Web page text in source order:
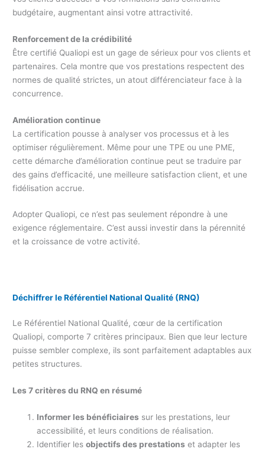
budgétaire, augmentant ainsi votre attractivité.
Renforcement de la crédibilité
Être certifié Qualiopi est un gage de sérieux pour vos clients et
partenaires. Cela montre que vos prestations respectent des
normes de qualité strictes, un atout différenciateur face à la
concurrence.
Amélioration continue
La certification pousse à analyser vos processus et à les
optimiser régulièrement. Même pour une TPE ou une PME,
cette démarche d’amélioration continue peut se traduire par
des gains d’efficacité, une meilleure satisfaction client, et une
fidélisation accrue.
Adopter Qualiopi, ce n’est pas seulement répondre à une
exigence réglementaire. C’est aussi investir dans la pérennité
et la croissance de votre activité.
Déchiffrer le Référentiel National Qualité (RNQ)
Le Référentiel National Qualité, cœur de la certification
Qualiopi, comporte 7 critères principaux. Bien que leur lecture
puisse sembler complexe, ils sont parfaitement adaptables aux
petites structures.
Les 7 critères du RNQ en résumé
Informer les bénéficiaires sur les prestations, leur
accessibilité, et leurs conditions de réalisation.
Identifier lesobjectifs des prestations et adapter les